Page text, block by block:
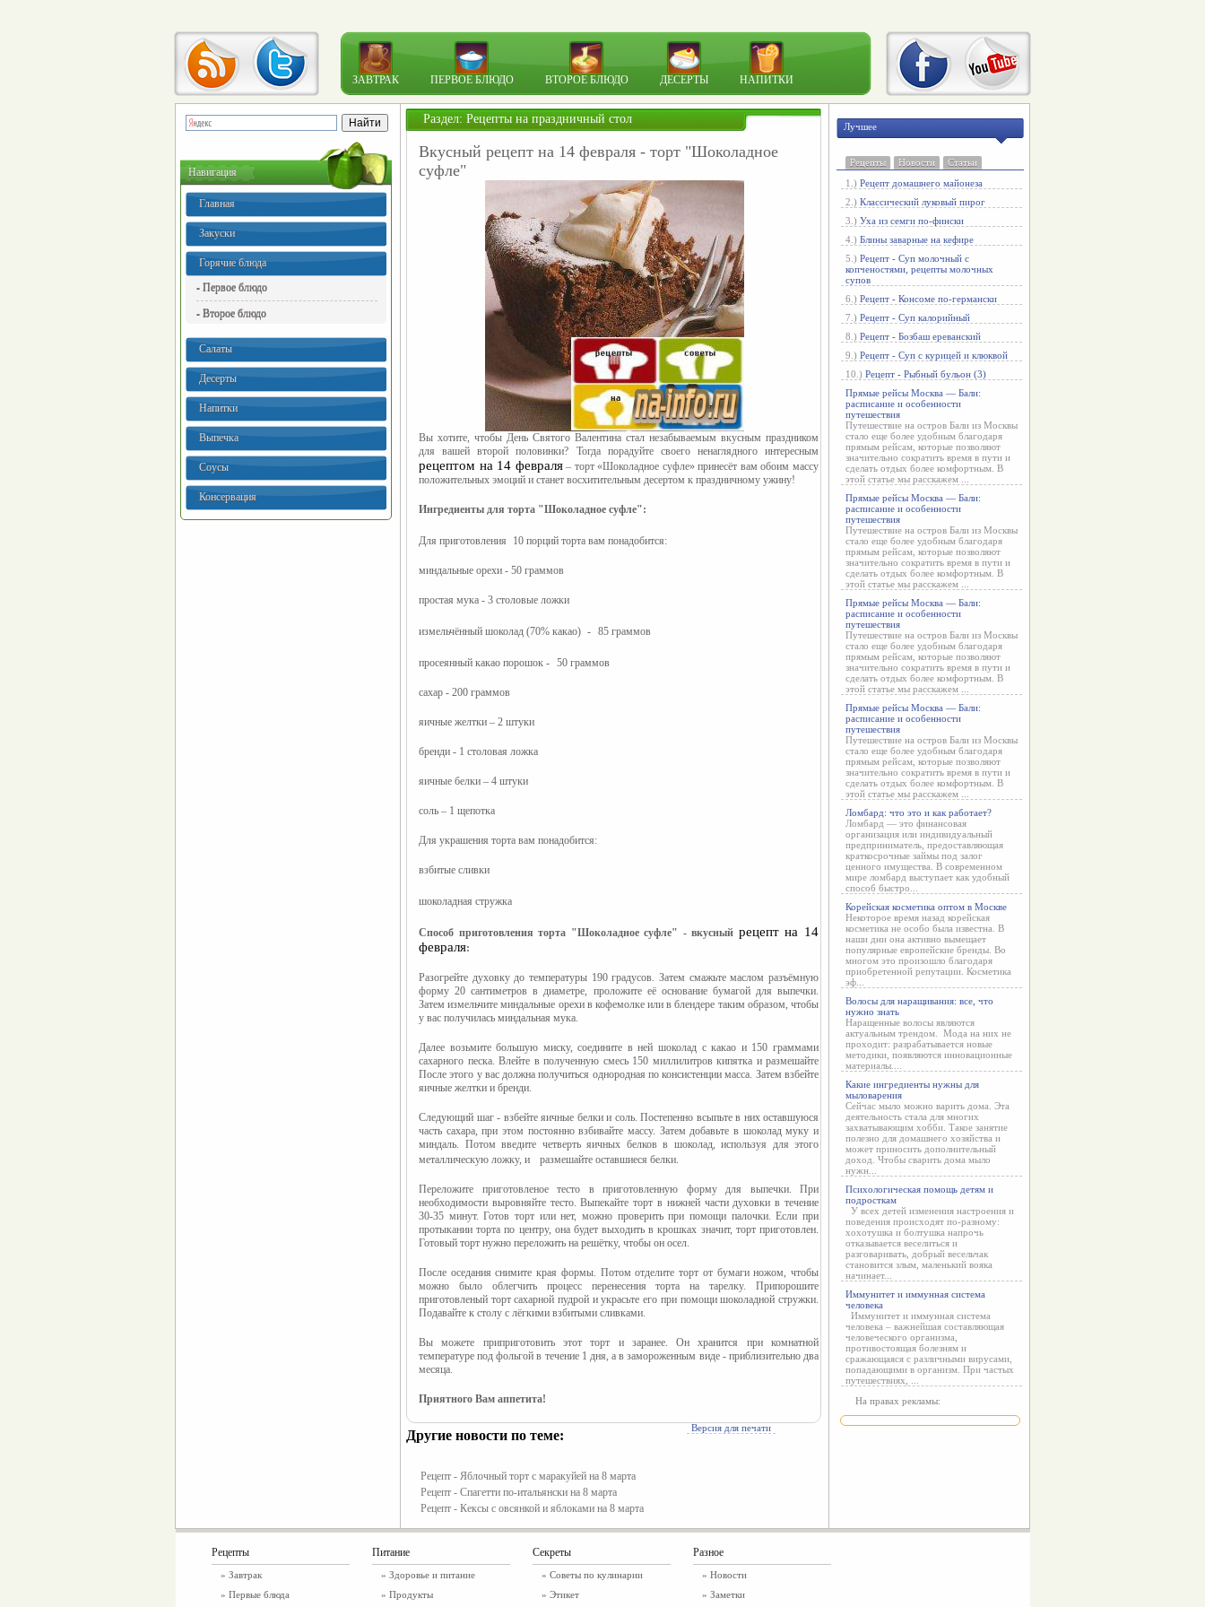
ЗАВТРАК ПЕРВОЕ БЛЮДО ВТОРОЕ БЛЮДО ДЕСЕРТЫ НАПИТКИ
Навигация
Главная
Закуски
Горячие блюда
- Первое блюдо
- Второе блюдо
Салаты
Десерты
Напитки
Выпечка
Соусы
Консервация
Раздел: Рецепты на праздничный стол
Вкусный рецепт на 14 февраля - торт "Шоколадное
суфле"
Вы хотите, чтобы День Святого Валентина стал незабываемым вкусным праздником
рецептом на 14 февраля – торт «Шоколадное суфле» принесёт вам обоим массу
положительных эмоций и станет восхитительным десертом к праздничному ужину!
Ингредиенты для торта "Шоколадное суфле":
Для приготовления 10 порций торта вам понадобится:
миндальные орехи - 50 граммов
простая мука - 3 столовые ложки
измельчённый шоколад (70% какао) - 85 граммов
просеянный какао порошок - 50 граммов
сахар - 200 граммов
яичные желтки – 2 штуки
бренди - 1 столовая ложка
яичные белки – 4 штуки
соль – 1 щепотка
Для украшения торта вам понадобится:
взбитые сливки
шоколадная стружка
Способ приготовления торта "Шоколадное суфле" - вкусный рецепт на 14
февраля:
Разогрейте духовку до температуры 190 градусов. Затем смажьте маслом разъёмную
форму 20 сантиметров в диаметре, проложите её основание бумагой для выпечки.
Затем измельчите миндальные орехи в кофемолке или в блендере таким образом, чтобы
у вас получилась миндальная мука.
Далее возьмите большую миску, соедините в ней шоколад с какао и 150 граммами
сахарного песка. Влейте в полученную смесь 150 миллилитров кипятка и размешайте
После этого у вас должна получиться однородная по консистенции масса. Затем взбейте
яичные желтки и бренди.
Следующий шаг - взбейте яичные белки и соль. Постепенно всыпьте в них оставшуюся
часть сахара, при этом постоянно взбивайте массу. Затем добавьте в шоколад муку и
миндаль. Потом введите четверть яичных белков в шоколад, используя для этого
металлическую ложку, и
размешайте оставшиеся белки.
Переложите приготовленое тесто в приготовленную форму для выпечки. При
необходимости выровняйте тесто. Выпекайте торт в нижней части духовки в течение
30-35 минут. Готов торт или нет, можно проверить при помощи палочки. Если при
протыкании торта по центру, она будет выходить в крошках значит, торт приготовлен.
Готовый торт нужно переложить на решётку, чтобы он осел.
После оседания снимите края формы. Потом отделите торт от бумаги ножом, чтобы
можно было облегчить процесс перенесения торта на тарелку. Припорошите
приготовленый торт сахарной пудрой и украсьте его при помощи шоколадной стружки.
Подавайте к столу с лёгкими взбитыми сливками.
Вы можете приприготовить этот торт и заранее. Он хранится при комнатной
температуре под фольгой в течение 1 дня, а в замороженным виде - приблизительно два
месяца.
Приятного Вам аппетита!
Версия для печати
Другие новости по теме:
Рецепт - Яблочный торт с маракуйей на 8 марта
Рецепт - Спагетти по-итальянски на 8 марта
Рецепт - Кексы с овсянкой и яблоками на 8 марта
Лучшее
Рецепты Новости
Статьи
1.) Рецепт домашнего майонеза
2.) Классический луковый пирог
3.) Уха из семги по-фински
4.) Блины заварные на кефире
5.) Рецепт - Суп молочный с
копченостями, рецепты молочных
супов
6.) Рецепт - Консоме по-германски
7.) Рецепт - Суп калорийный
8.) Рецепт - Бозбаш ереванский
9.) Рецепт - Суп с курицей и клюквой
10.) Рецепт - Рыбный бульон (3)
Прямые рейсы Москва — Бали:
расписание и особенности
путешествия
Путешествие на остров Бали из Москвы
стало еще более удобным благодаря
прямым рейсам, которые позволяют
значительно сократить время в пути и
сделать отдых более комфортным. В
этой статье мы расскажем ...
Прямые рейсы Москва — Бали:
расписание и особенности
путешествия
Путешествие на остров Бали из Москвы
стало еще более удобным благодаря
прямым рейсам, которые позволяют
значительно сократить время в пути и
сделать отдых более комфортным. В
этой статье мы расскажем ...
Прямые рейсы Москва — Бали:
расписание и особенности
путешествия
Путешествие на остров Бали из Москвы
стало еще более удобным благодаря
прямым рейсам, которые позволяют
значительно сократить время в пути и
сделать отдых более комфортным. В
этой статье мы расскажем ...
Прямые рейсы Москва — Бали:
расписание и особенности
путешествия
Путешествие на остров Бали из Москвы
стало еще более удобным благодаря
прямым рейсам, которые позволяют
значительно сократить время в пути и
сделать отдых более комфортным. В
этой статье мы расскажем ...
Ломбард: что это и как работает?
Ломбард — это финансовая
организация или индивидуальный
предприниматель, предоставляющая
краткосрочные займы под залог
ценного имущества. В современном
мире ломбард выступает как удобный
способ быстро...
Корейская косметика оптом в Москве
Некоторое время назад корейская
косметика не особо была известна. В
наши дни она активно вымещает
популярные европейские бренды. Во
многом это произошло благодаря
приобретенной репутации. Косметика
эф...
Волосы для наращивания: все, что
нужно знать
Наращенные волосы являются
актуальным трендом. Мода на них не
проходит: разрабатывается новые
методики, появляются инновационные
материалы....
Какие ингредиенты нужны для
мыловарения
Сейчас мыло можно варить дома. Эта
деятельность стала для многих
захватывающим хобби. Такое занятие
полезно для домашнего хозяйства и
может приносить дополнительный
доход. Чтобы сварить дома мыло
нужн...
Психологическая помощь детям и
подросткам
У всех детей изменения настроения и
поведения происходят по-разному:
хохотушка и болтушка напрочь
отказывается веселиться и
разговаривать, добрый весельчак
становится злым, маленький вояка
начинает...
Иммунитет и иммунная система
человека
Иммунитет и иммунная система
человека – важнейшая составляющая
человеческого организма,
противостоящая болезням и
сражающаяся с различными вирусами,
попадающими в организм. При частых
путешествиях, ...
На правах рекламы:
Рецепты
» Завтрак
» Первые блюда
Питание
» Здоровье и питание
» Продукты
Секреты
» Советы по кулинарии
» Этикет
Разное
» Новости
» Заметки